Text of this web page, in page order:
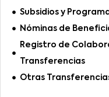
Subsidios y
Nóminas de
Registro de
Transferencias
Otras